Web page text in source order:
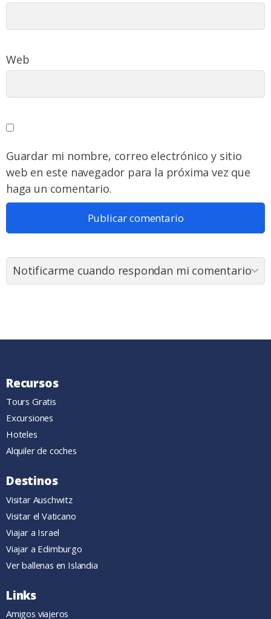
Web
Guardar mi nombre, correo electrónico y sitio
web en este navegador para la próxima vez que
haga un comentario.
Recursos
Tours Gratis
Excursiones
Hoteles
Alquiler de coches
Destinos
Visitar Auschwitz
Visitar el Vaticano
Viajar a Israel
Viajar a Edimburgo
Ver ballenas en Islandia
Links
Amigos viajeros